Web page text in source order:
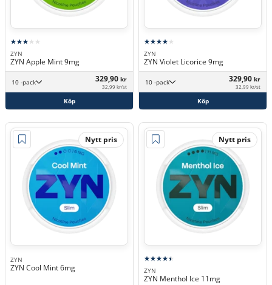
ZYN
ZYN Apple Mint 9mg
10 -pack 329,90 kr
32,99 kr/st
Köp
ZYN
ZYN Violet Licorice 9mg
10 -pack 329,90 kr
32,99 kr/st
Köp
Nytt pris
ZYN
ZYN Cool Mint 6mg
Nytt pris
ZYN
ZYN Menthol Ice 11mg